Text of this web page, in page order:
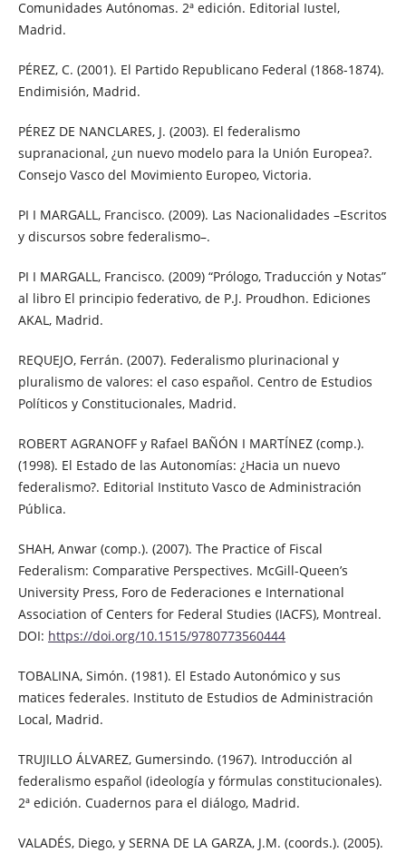
Comunidades Autónomas. 2ª edición. Editorial Iustel,
Madrid.
PÉREZ, C. (2001). El Partido Republicano Federal (1868-1874).
Endimisión, Madrid.
PÉREZ DE NANCLARES, J. (2003). El federalismo
supranacional, ¿un nuevo modelo para la Unión Europea?.
Consejo Vasco del Movimiento Europeo, Victoria.
PI I MARGALL, Francisco. (2009). Las Nacionalidades –Escritos
y discursos sobre federalismo–.
PI I MARGALL, Francisco. (2009) “Prólogo, Traducción y Notas”
al libro El principio federativo, de P.J. Proudhon. Ediciones
AKAL, Madrid.
REQUEJO, Ferrán. (2007). Federalismo plurinacional y
pluralismo de valores: el caso español. Centro de Estudios
Políticos y Constitucionales, Madrid.
ROBERT AGRANOFF y Rafael BAÑÓN I MARTÍNEZ (comp.).
(1998). El Estado de las Autonomías: ¿Hacia un nuevo
federalismo?. Editorial Instituto Vasco de Administración
Pública.
SHAH, Anwar (comp.). (2007). The Practice of Fiscal
Federalism: Comparative Perspectives. McGill-Queen’s
University Press, Foro de Federaciones e International
Association of Centers for Federal Studies (IACFS), Montreal.
DOI: https://doi.org/10.1515/9780773560444
TOBALINA, Simón. (1981). El Estado Autonómico y sus
matices federales. Instituto de Estudios de Administración
Local, Madrid.
TRUJILLO ÁLVAREZ, Gumersindo. (1967). Introducción al
federalismo español (ideología y fórmulas constitucionales).
2ª edición. Cuadernos para el diálogo, Madrid.
VALADÉS, Diego, y SERNA DE LA GARZA, J.M. (coords.). (2005).